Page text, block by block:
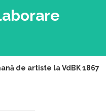
de artiste la VdBK 1867